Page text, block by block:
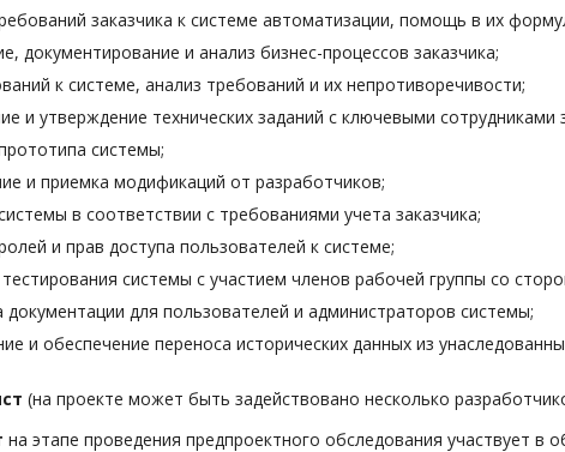
заказчика к системе автоматизации, помощь в их
документирование и анализ бизнес-процессов заказчика;
к системе, анализ требований и их непротиворечивости;
и утверждение технических заданий с ключевыми сотрудниками
системы;
и приемка модификаций от разработчиков;
в соответствии с требованиями учета заказчика;
и прав доступа пользователей к системе;
системы с участием членов рабочей группы со
документации для пользователей и администраторов системы;
и обеспечение переноса исторических данных из
(на проекте может быть задействовано несколько
на этапе проведения предпроектного обследования участвует в